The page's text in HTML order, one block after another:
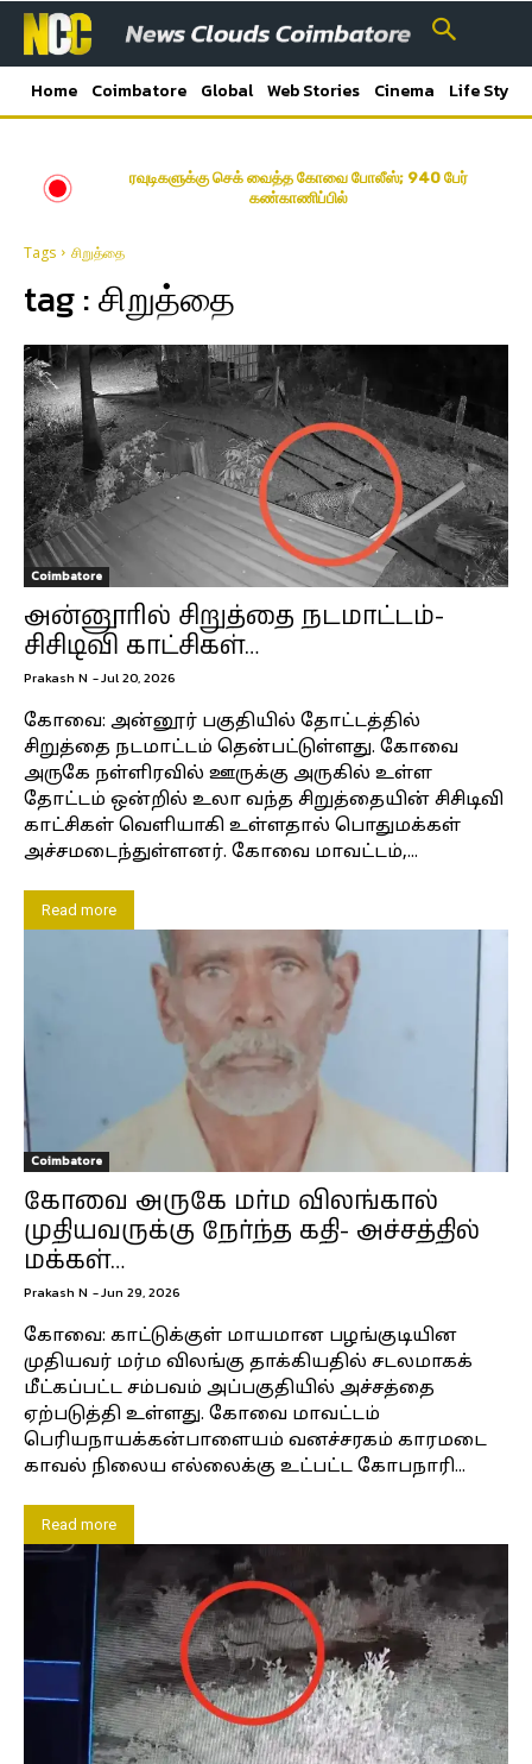
Home Coimbatore Global Web Stories Cinema Life Style
ரவுடிகளுக்கு செக் வைத்த கோவை போலீஸ்; 940 பேர்
கண்காணிப்பில்
Tags சிறுத்தை
tag :சிறுத்தை
Coimbatore
அன்னூரில் சிறுத்தை நடமாட்டம்-
சிசிடிவி காட்சிகள்…
Prakash N -Jul 20, 2026
கோவை: அன்னூர் பகுதியில் தோட்டத்தில்
சிறுத்தை நடமாட்டம் தென்பட்டுள்ளது. கோவை
அருகே நள்ளிரவில் ஊருக்கு அருகில் உள்ள
தோட்டம் ஒன்றில் உலா வந்த சிறுத்தையின் சிசிடிவி
காட்சிகள் வெளியாகி உள்ளதால் பொதுமக்கள்
அச்சமடைந்துள்ளனர். கோவை மாவட்டம்,...
Read more
Coimbatore
கோவை அருகே மர்ம விலங்கால்
முதியவருக்கு நேர்ந்த கதி- அச்சத்தில்
மக்கள்…
Prakash N -Jun 29, 2026
கோவை: காட்டுக்குள் மாயமான பழங்குடியின
முதியவர் மர்ம விலங்கு தாக்கியதில் சடலமாகக்
மீட்கப்பட்ட சம்பவம் அப்பகுதியில் அச்சத்தை
ஏற்படுத்தி உள்ளது. கோவை மாவட்டம்
பெரியநாயக்கன்பாளையம் வனச்சரகம் காரமடை
காவல் நிலைய எல்லைக்கு உட்பட்ட கோபநாரி...
Read more